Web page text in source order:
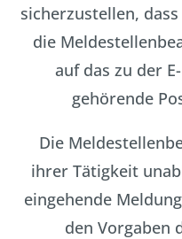
sicherzustellen,
die
auf das zu der
gehörende
Die
ihrer Tätigkeit
eingehende
den Vorgaben